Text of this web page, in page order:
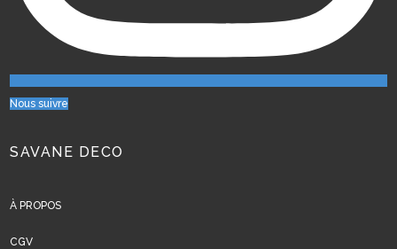
Nous suivre
SAVANE DECO
À PROPOS
CGV